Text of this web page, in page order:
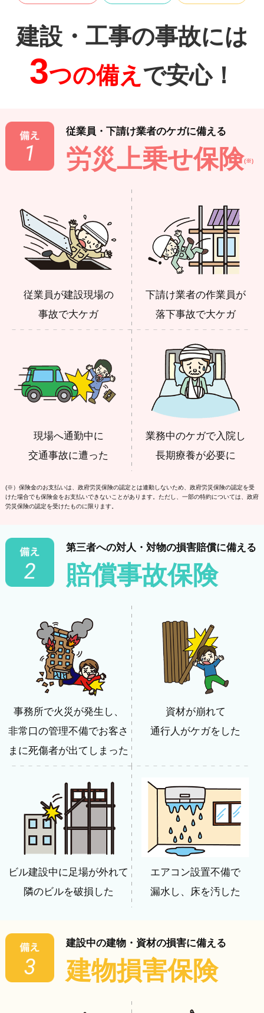
建設・工事の事故には
3つの備え で安心！
従業員・下請け業者のケガに備える
労災上乗せ保険
従業員が建設現場の
事故で大ケガ
下請け業者の作業員が
落下事故で大ケガ
現場へ通勤中に
交通事故に遭った
業務中のケガで入院し
長期療養が必要に
(※）保険金のお支払いは、政府労災保険の認定とは連動しないため、政府労災保険の認定を受
けた場合でも保険金をお支払いできないことがあります。ただし、一部の特約については、政府
労災保険の認定を受けたものに限ります。
第三者への対人・対物の損害賠償に備える
賠償事故保険
事務所で火災が発生し、
非常口の管理不備でお客さ
まに死傷者が出てしまった
資材が崩れて
通行人がケガをした
ビル建設中に足場が外れて
隣のビルを破損した
エアコン設置不備で
漏水し、床を汚した
建設中の建物・資材の損害に備える
建物損害保険